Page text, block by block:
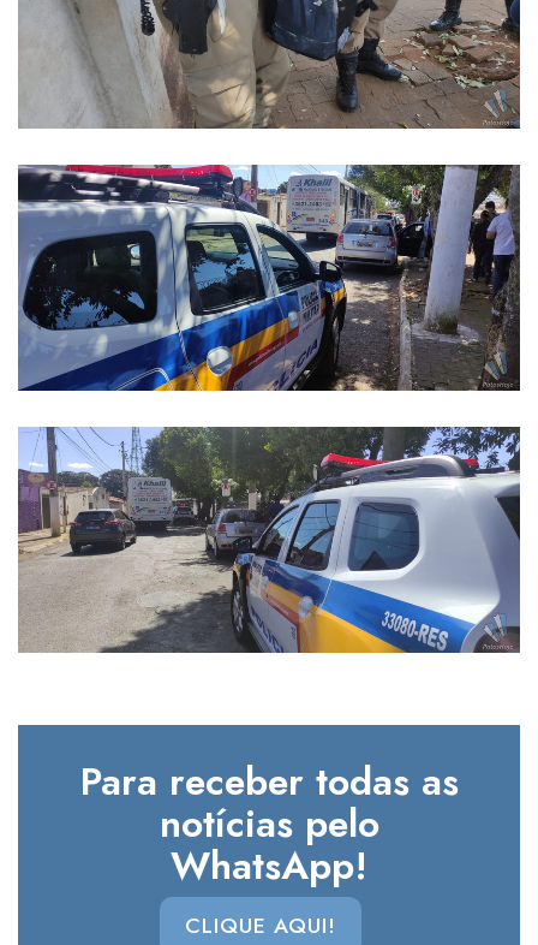
Para receber todas as
notícias pelo
WhatsApp!
CLIQUE AQUI!